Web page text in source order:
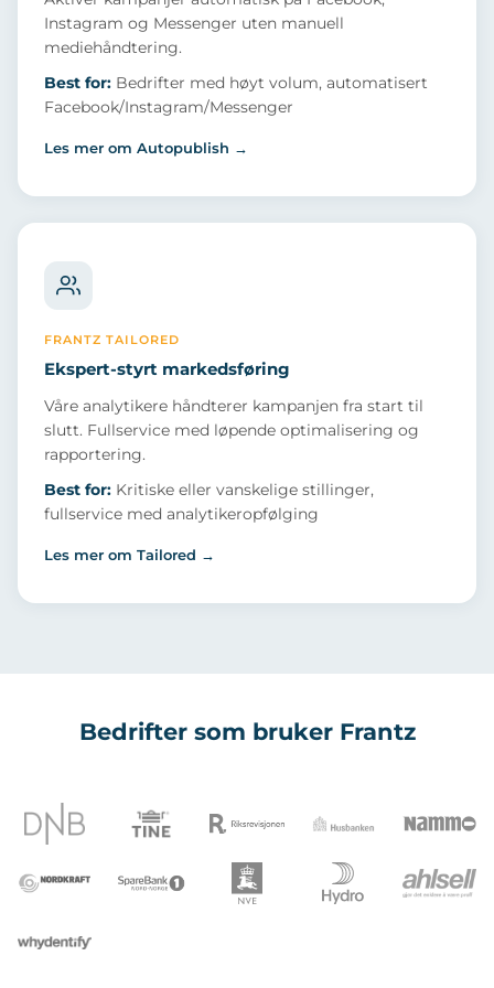
Instagram og Messenger uten manuell
mediehåndtering.
Best for: Bedrifter med høyt volum, automatisert
Facebook/Instagram/Messenger
Les mer om Autopublish →
FRANTZ TAILORED
Ekspert-styrt markedsføring
Våre analytikere håndterer kampanjen fra start til
slutt. Fullservice med løpende optimalisering og
rapportering.
Best for: Kritiske eller vanskelige stillinger,
fullservice med analytikeropfølging
Les mer om Tailored →
Bedrifter som bruker Frantz